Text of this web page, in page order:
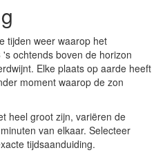
tijden weer waarop het
ochtends boven de horizon
Elke plaats op aarde heeft
moment waarop de zon
heel groot zijn, variëren de
van elkaar. Selecteer
tijdsaanduiding.